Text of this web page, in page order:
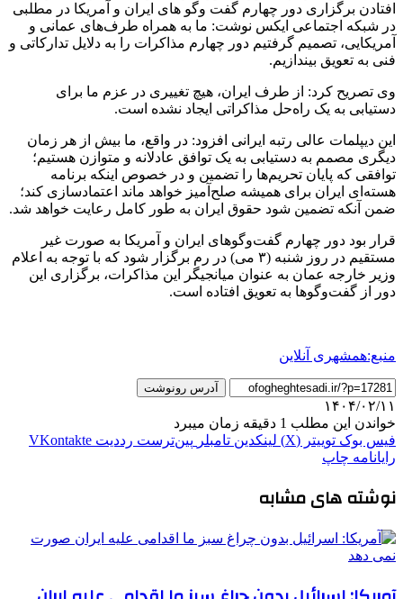
افتادن برگزاری دور چهارم گفت وگو های ایران و آمریکا در مطلبی
در شبکه اجتماعی ایکس نوشت: ما به همراه طرف‌های عمانی و
آمریکایی، تصمیم گرفتیم دور چهارم مذاکرات را به دلایل تدارکاتی و
فنی به تعویق بیندازیم.
وی تصریح کرد: از طرف ایران، هیچ تغییری در عزم ما برای
دستیابی به یک راه‌حل مذاکراتی ایجاد نشده است.
این دیپلمات عالی رتبه ایرانی افزود: در واقع، ما بیش از هر زمان
دیگری مصمم به دستیابی به یک توافق عادلانه و متوازن هستیم؛
توافقی که پایان تحریم‌ها را تضمین و در خصوص اینکه برنامه
هسته‌ای ایران برای همیشه صلح‌آمیز خواهد ماند اعتمادسازی کند؛
ضمن آنکه تضمین شود حقوق ایران به طور کامل رعایت خواهد شد.
قرار بود دور چهارم گفت‌وگوهای ایران و آمریکا به صورت غیر
مستقیم در روز شنبه (۳ می) در رم برگزار شود که با توجه به اعلام
وزیر خارجه عمان به عنوان میانجیگر این مذاکرات، برگزاری این
دور از گفت‌وگوها به تعویق افتاده است.
منبع:همشهری آنلاین
آدرس رونوشت
۱۴۰۴/۰۲/۱۱
خواندن این مطلب 1 دقیقه زمان میبرد
فیس بوک توییتر (X) لینکدین ‫تامبلر ‫پین‌ترست ‫رددیت ‫VKontakte
رایانامه چاپ
نوشته های مشابه